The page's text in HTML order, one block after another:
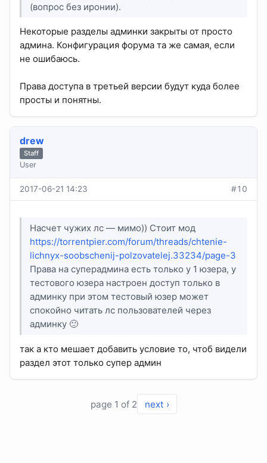
(вопрос без иронии).
Некоторые разделы админки закрыты от просто
админа. Конфигурация форума та же самая, если
не ошибаюсь.
Права доступа в третьей версии будут куда более
просты и понятны.
drew
Staff
User
2017-06-21 14:23 #10
Насчет чужих лс — мимо)) Стоит мод
https://torrentpier.com/forum/threads/chtenie-
lichnyx-soobschenij-polzovatelej.33234/page-3
Права на суперадмина есть только у 1 юзера, у
тестового юзера настроен доступ только в
админку при этом тестовый юзер может
спокойно читать лс пользователей через
админку 🙂
так а кто мешает добавить условие то, чтоб видели
раздел этот только супер админ
page 1 of 2 next ›